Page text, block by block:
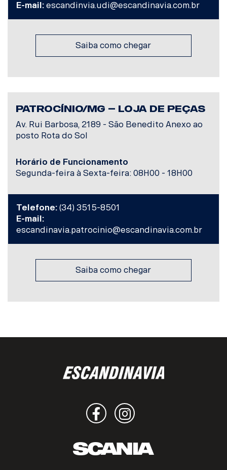
E-mail: escandinvia.udi@escandinavia.com.br
Saiba como chegar
PATROCÍNIO/MG – LOJA DE PEÇAS
Av. Rui Barbosa, 2189 - São Benedito Anexo ao
posto Rota do Sol
Horário de Funcionamento
Segunda-feira à Sexta-feira: 08H00 - 18H00
Telefone: (34) 3515-8501
E-mail:
escandinavia.patrocinio@escandinavia.com.br
Saiba como chegar
FacebookInstagram